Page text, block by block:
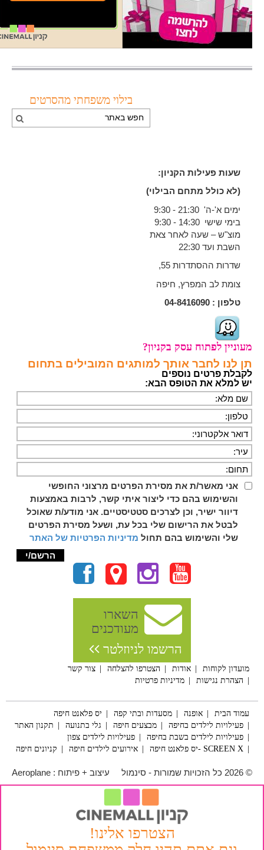
בילוי משפחתי מהסרטים
שעות פעילות הקניון:
(לא כולל מתחם הבילוי)
ימים א'-ה' 21:30 - 9:30
בימי שישי 14:30 - 9:30
מוצ"ש – שעה לאחר צאת
השבת ועד 22:30
שדרות ההסתדרות 55,
צומת לב המפרץ, חיפה
טלפון : 04-8416090
מעוניין לפתוח עסק בקניון?
תן לנו לחבר אותך למותגים המובילים בתחום
לקבלת פרטים נוספים
יש למלא את הטופס הבא:
אני מאשר/ת את מסירת הפרטים מרצוני החופשי
והשימוש בהם כדי ליצור איתי קשר, לרבות באמצעות
דיוור ישיר, וכן לצרכים סטטיסטיים. אני מודע/ת שאוכל
לבטל את הרישום שלי בכל עת, ושעל מסירת הפרטים
שלי והשימוש בהם תחול מדיניות הפרטיות של האתר
השארו
מעודכנים
הרשמו לניוזלטר
מועדון לקוחות אודות הצטרפו להצלחה
צור קשר
הצהרת נגישות
מדיניות פרטיות
עמוד הבית אופנה מסעדות ובתי קפה
יס פלאנט חיפה
פעילויות לילדים בחיפה
מבצעים חיפה גלי בתנועה
תקנון האתר
פעילויות לילדים בשבת בחיפה
פעילויות לילדים צפון
SCREEN X -יס פלאנט חיפה
אירועים לילדים חיפה קניונים חיפה
© 2026 כל הזכויות שמורות - סינמול עיצוב + פיתוח : Aeroplane
הצטרפו אלינו!